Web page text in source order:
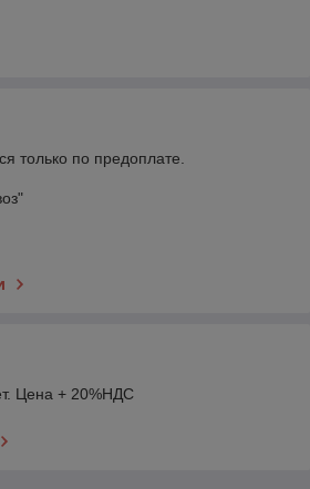
только по предоплате.
Цена + 20%НДС